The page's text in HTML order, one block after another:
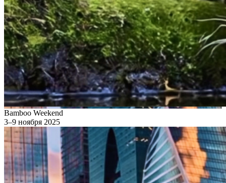
Bamboo Weekend
3–9 ноября 2025